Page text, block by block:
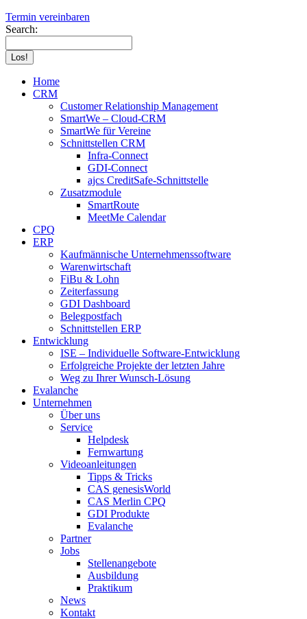
Termin vereinbaren
Search:
Home
CRM
Customer Relationship Management
SmartWe – Cloud-CRM
SmartWe für Vereine
Schnittstellen CRM
Infra-Connect
GDI-Connect
ajcs CreditSafe-Schnittstelle
Zusatzmodule
SmartRoute
MeetMe Calendar
CPQ
ERP
Kaufmännische Unternehmenssoftware
Warenwirtschaft
FiBu & Lohn
Zeiterfassung
GDI Dashboard
Belegpostfach
Schnittstellen ERP
Entwicklung
ISE – Individuelle Software-Entwicklung
Erfolgreiche Projekte der letzten Jahre
Weg zu Ihrer Wunsch-Lösung
Evalanche
Unternehmen
Über uns
Service
Helpdesk
Fernwartung
Videoanleitungen
Tipps & Tricks
CAS genesisWorld
CAS Merlin CPQ
GDI Produkte
Evalanche
Partner
Jobs
Stellenangebote
Ausbildung
Praktikum
News
Kontakt